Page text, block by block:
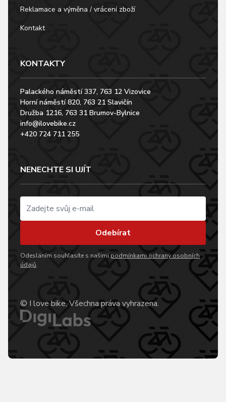
Reklamace a výměna / vrácení zboží
Kontakt
KONTAKTY
Palackého náměstí 337, 763 12 Vizovice
Horní náměstí 820, 763 21 Slavičín
Družba 1216, 763 31 Brumov-Bylnice
info@ilovebike.cz
+420 724 711 255
NENECHTE SI UJÍT
Odebírat
Odesláním souhlasíte s našimi podmínkami ochrany osobních
údajů.
© I love bike, Všechna práva vyhrazena.